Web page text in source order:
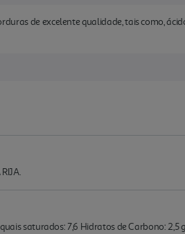
de excelente qualidade, tais como,
saturados: 7,6 Hidratos de Carbono: 2,5